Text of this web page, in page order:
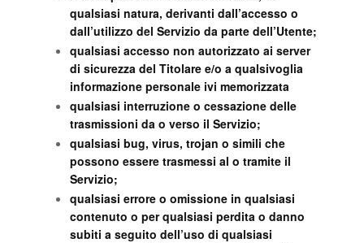
qualsiasi natura, derivanti dall’accesso o
dall’utilizzo del Servizio da parte dell’Utente;
qualsiasi accesso non autorizzato ai server
di sicurezza del Titolare e/o a qualsivoglia
informazione personale ivi memorizzata
qualsiasi interruzione o cessazione delle
trasmissioni da o verso il Servizio;
qualsiasi bug, virus, trojan o simili che
possono essere trasmessi al o tramite il
Servizio;
qualsiasi errore o omissione in qualsiasi
contenuto o per qualsiasi perdita o danno
subiti a seguito dell’uso di qualsiasi